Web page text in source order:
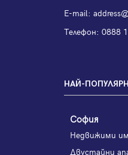
Е-mail:
Телефон: 0888
НАЙ-
София
Недвижими
Двустайни